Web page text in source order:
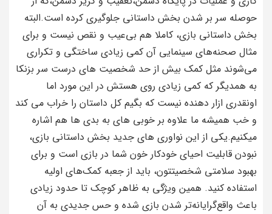
حوصله سر بر شدن بخش داستانی جلوگیری کرده است.البته
بخش داستانی بازی، کاملا هم بی‌عیب و نقص نیست و برای
مثال صحنه‌های سینمایی آن کمی زیادی ساختگی و تکراری
می‌شوند مثل کمک بیش از حد شخصیت های درست سر بزنکا
به همدیگر که کمی زیادی روی هستش در این مورد اما
اونقدری ازار دهنده نیست که بگیم کل داستان را خراب می کند
و خب همیشه ما علاوه بر خوبی های به بدی ها هم اشاره
میکنیم.یکی از این نواوری های جدید بخش داستانی بازی،
نبودن قابلیت احیای خودکار خون شما در بازی است و برای
بهبود سلامتی شخصیتتون، باید از جعبه کمک‌های اولیه
استفاده کنید. همین ویژگی به ظاهر کوچک تا حدود زیادی
باعث واقع‌گرایانه‌تر شدن بازی شده و حس جدیدی به آن